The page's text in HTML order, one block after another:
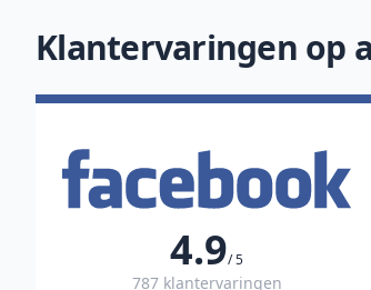
Klantervaringen op
4.9/ 5
787 klantervaringen